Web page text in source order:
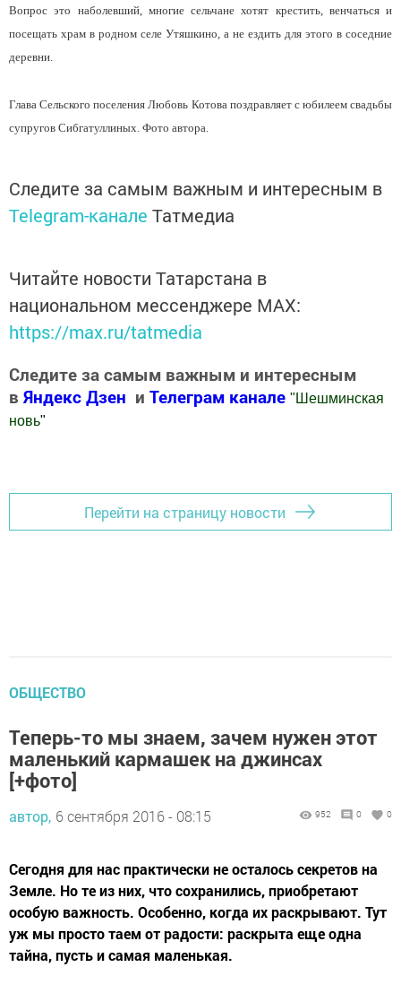
Вопрос это наболевший, многие сельчане хотят крестить, венчаться и
посещать храм в родном селе Утяшкино, а не ездить для этого в соседние
деревни.
Глава Сельского поселения Любовь Котова поздравляет с юбилеем свадьбы
супругов Сибгатуллиных. Фото автора.
Следите за самым важным и интересным в
Telegram-канале Татмедиа
Читайте новости Татарстана в
национальном мессенджере MАХ:
https://max.ru/tatmedia
Следите за самым важным и интересным
в Яндекс Дзен и Телеграм канале " Шешминская
новь"
Перейти на страницу новости
ОБЩЕСТВО
Теперь-то мы знаем, зачем нужен этот
маленький кармашек на джинсах
[+фото]
автор, 6 сентября 2016 - 08:15 952 0 0
Сегодня для нас практически не осталось секретов на
Земле. Но те из них, что сохранились, приобретают
особую важность. Особенно, когда их раскрывают. Тут
уж мы просто таем от радости: раскрыта еще одна
тайна, пусть и самая маленькая.